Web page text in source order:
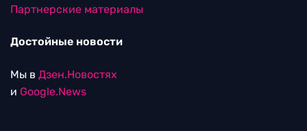
Партнерские материалы
Достойные новости
Мы в Дзен.Новостях
и Google.News